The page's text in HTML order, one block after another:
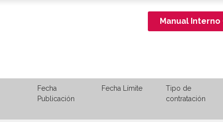
Manual
Fecha
Publicación
Fecha Límite
Tipo de
contratación